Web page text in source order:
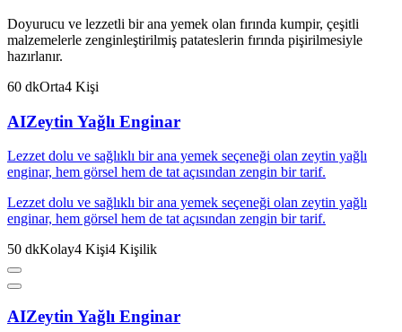
Doyurucu ve lezzetli bir ana yemek olan fırında kumpir, çeşitli
malzemelerle zenginleştirilmiş patateslerin fırında pişirilmesiyle
hazırlanır.
60 dkOrta4 Kişi
AIZeytin Yağlı Enginar
Lezzet dolu ve sağlıklı bir ana yemek seçeneği olan zeytin yağlı
enginar, hem görsel hem de tat açısından zengin bir tarif.
Lezzet dolu ve sağlıklı bir ana yemek seçeneği olan zeytin yağlı
enginar, hem görsel hem de tat açısından zengin bir tarif.
50 dkKolay4 Kişi4 Kişilik
AIZeytin Yağlı Enginar